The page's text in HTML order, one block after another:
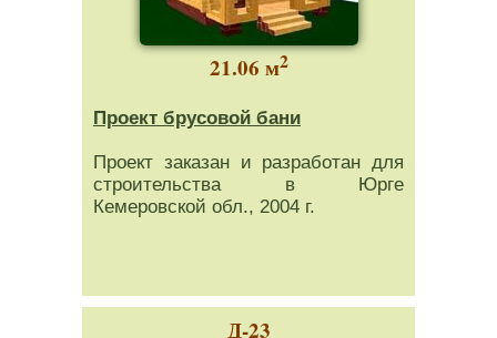
21.06 м2
Проект брусовой бани
Проект заказан и разработан для
строительства в Юрге
Кемеровской обл., 2004 г.
Д-23